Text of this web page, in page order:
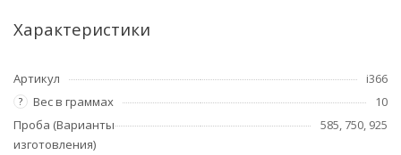
Характеристики
Артикул i366
? Вес в граммах
10
Проба (Варианты
изготовления)
585, 750, 925